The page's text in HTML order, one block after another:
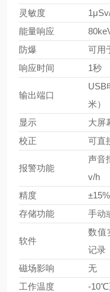
灵敏度
能量响应
防爆
可用
响应时间
1秒
输出端口
USB
米）
显示
大屏
校正
可直
报警功能
声音
v/h
精度
±15%
存储功能
手动
软件
数值
记录
磁场影响
无
工作温度
-10℃